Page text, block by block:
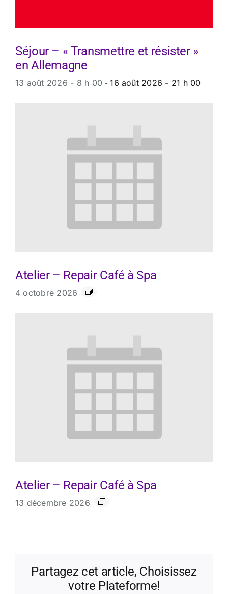
Séjour – « Transmettre et résister »
en Allemagne
13 août 2026 - 8 h 00 - 16 août 2026 - 21 h 00
Atelier – Repair Café à Spa
4 octobre 2026
Atelier – Repair Café à Spa
13 décembre 2026
Partagez cet article, Choisissez
votre Plateforme!